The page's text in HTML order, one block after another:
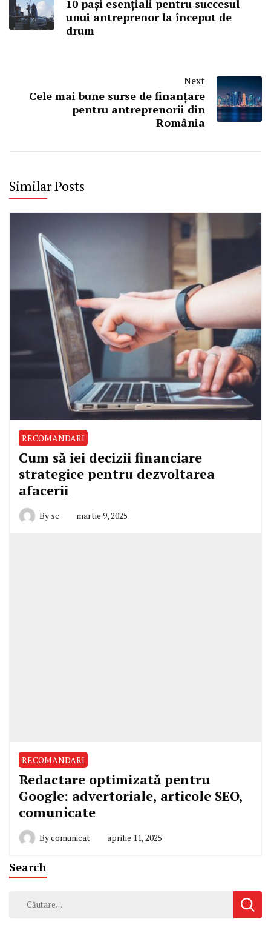
10 pași esențiali pentru succesul
unui antreprenor la început de
drum
Next
Cele mai bune surse de finanțare
pentru antreprenorii din
România
Similar Posts
RECOMANDARI
Cum să iei decizii financiare
strategice pentru dezvoltarea
afacerii
By sc martie 9, 2025
RECOMANDARI
Redactare optimizată pentru
Google: advertoriale, articole SEO,
comunicate
Bycomunicat aprilie 11, 2025
Search
Caută